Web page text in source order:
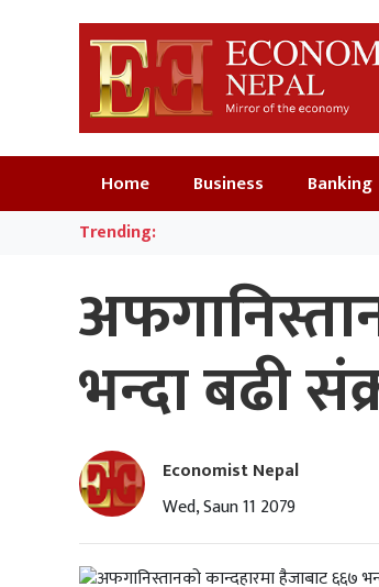
Home Business Banking
Trending:
भन्दा बढी
Economist Nepal
Wed, Saun 11 2079